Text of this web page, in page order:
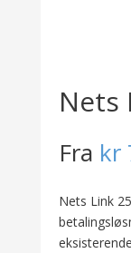
Nets
Fra kr
Nets Link